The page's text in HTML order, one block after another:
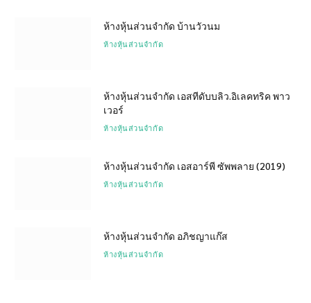
ห้างหุ้นส่วนจำกัด บ้านวัวนม
ห้างหุ้นส่วนจำกัด
ห้างหุ้นส่วนจำกัด เอสทีดับบลิว.อิเลคทริค พาว
เวอร์
ห้างหุ้นส่วนจำกัด
ห้างหุ้นส่วนจำกัด เอสอาร์พี ซัพพลาย (2019)
ห้างหุ้นส่วนจำกัด
ห้างหุ้นส่วนจำกัด อภิชญาแก๊ส
ห้างหุ้นส่วนจำกัด